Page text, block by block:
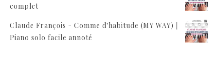
complet
Claude François - Comme d'habitude (MY WAY) |
Piano solo facile annoté